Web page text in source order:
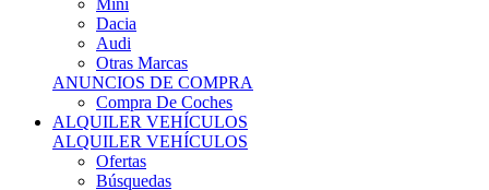
Audi
Otras Marcas
ANUNCIOS DE COMPRA
Compra De Coches
ALQUILER VEHÍCULOS
ALQUILER VEHÍCULOS
Ofertas
Búsquedas
PERSONAL